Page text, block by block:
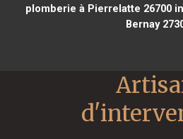
plomberie à Pierrelatte 26700
Bernay